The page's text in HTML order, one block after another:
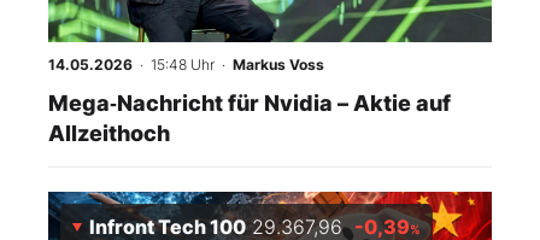
14.05.2026 · 15:48 Uhr · Markus Voss
Mega‑Nachricht für Nvidia – Aktie auf
Allzeithoch
Infront Tech 100 29.367,96 -0,39%